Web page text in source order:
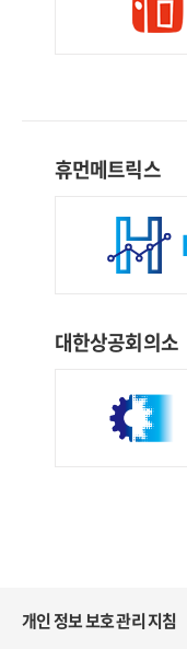
휴먼메트릭스
대한상공회의소
개인 정보 보호 관리 지침